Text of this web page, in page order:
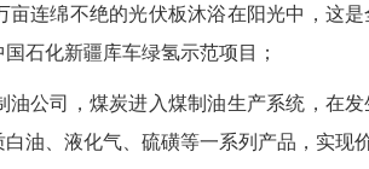
连绵不绝的光伏板沐浴在阳光中，这是
石化新疆库车绿氢示范项目；
公司，煤炭进入煤制油生产系统，在发
油、液化气、硫磺等一系列产品，实现